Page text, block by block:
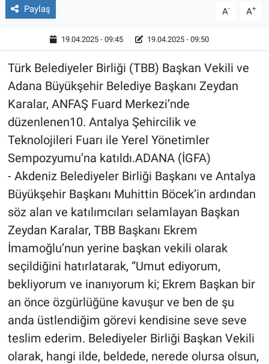
Paylaş A- A+
19.04.2025 - 09:45 19.04.2025 - 09:50
Türk Belediyeler Birliği (TBB) Başkan Vekili ve
Adana Büyükşehir Belediye Başkanı Zeydan
Karalar, ANFAŞ Fuard Merkezi’nde
düzenlenen10. Antalya Şehircilik ve
Teknolojileri Fuarı ile Yerel Yönetimler
Sempozyumu’na katıldı.ADANA (İGFA)
- Akdeniz Belediyeler Birliği Başkanı ve Antalya
Büyükşehir Başkanı Muhittin Böcek’in ardından
söz alan ve katılımcıları selamlayan Başkan
Zeydan Karalar, TBB Başkanı Ekrem
İmamoğlu’nun yerine başkan vekili olarak
seçildiğini hatırlatarak, “Umut ediyorum,
bekliyorum ve inanıyorum ki; Ekrem Başkan bir
an önce özgürlüğüne kavuşur ve ben de şu
anda üstlendiğim görevi kendisine seve seve
teslim ederim. Belediyeler Birliği Başkan Vekili
olarak, hangi ilde, beldede, nerede olursa olsun,